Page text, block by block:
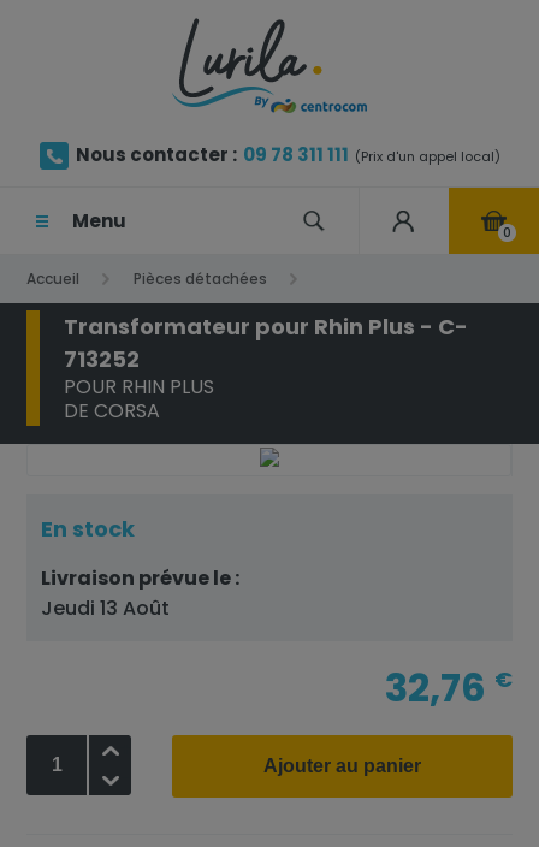
Nous contacter : 09 78 311 111 (Prix d'un appel local)
Menu 0
Accueil Pièces détachées
Transformateur pour Rhin Plus - C-713252
Transformateur pour Rhin Plus - C-
713252
POUR RHIN PLUS
DE CORSA
En stock
Livraison prévue le :
Jeudi 13 Août
32,76 €
Ajouter au panier